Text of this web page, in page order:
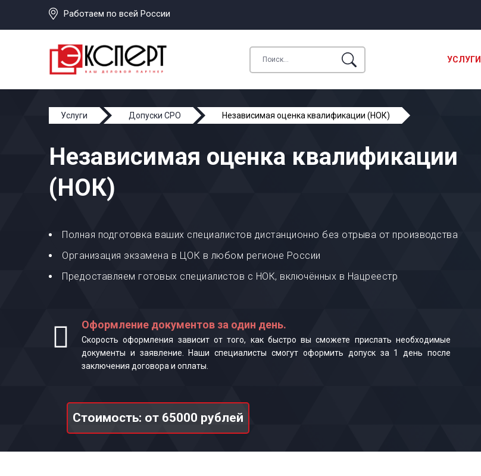
Работаем по всей России
УСЛУГИ
Услуги Допуски СРО Независимая оценка квалификации (НОК)
Независимая оценка квалификации
(НОК)
Полная подготовка ваших специалистов дистанционно без отрыва от производства
Организация экзамена в ЦОК в любом регионе России
Предоставляем готовых специалистов c НОК, включённых в Нацреестр
Оформление документов за один день.
Скорость оформления зависит от того, как быстро вы сможете прислать необходимые
документы и заявление. Наши специалисты смогут оформить допуск за 1 день после
заключения договора и оплаты.
Стоимость: от 65000 рублей